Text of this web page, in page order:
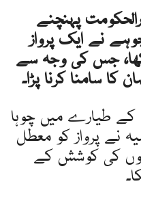
پہنچنے
نے ایک پرواز
جس کی وجہ سے
کا سامنا کرنا پڑا۔
کے طیارے میں چوہا
نے پرواز کو معطل
کی کوشش کے